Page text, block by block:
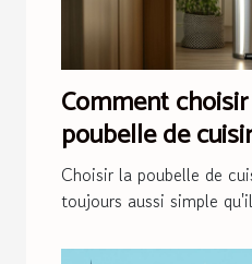
Comment
poubelle de
foyer ?
Choisir la poubelle de
toujours aussi simple